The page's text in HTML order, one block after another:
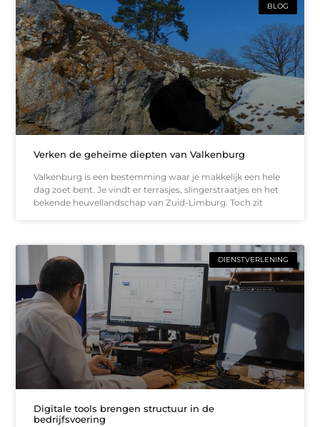
BLOG
Verken de geheime diepten van Valkenburg
Valkenburg is een bestemming waar je makkelijk een hele
dag zoet bent. Je vindt er terrasjes, slingerstraatjes en het
bekende heuvellandschap van Zuid-Limburg. Toch zit
DIENSTVERLENING
Digitale tools brengen structuur in de
bedrijfsvoering